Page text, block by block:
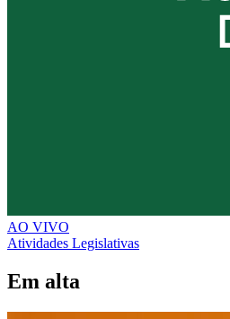
AO VIVO
Atividades Legislativas
Em alta